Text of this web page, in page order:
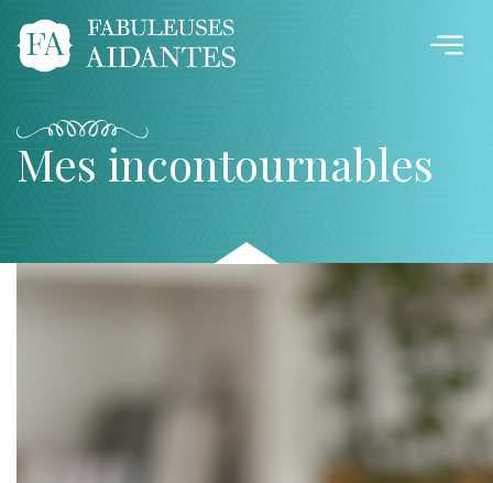
Mes incontournables